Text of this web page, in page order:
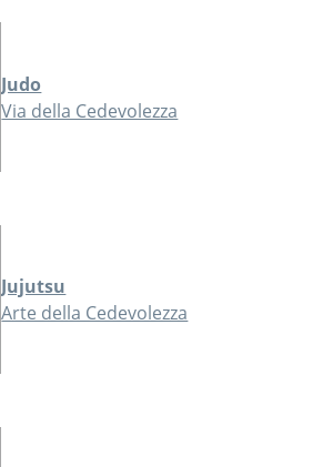
Judo
Via della Cedevolezza
Jujutsu
Arte della Cedevolezza